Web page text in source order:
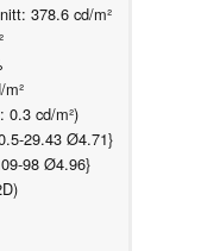
378.6 cd/m²
0.3 cd/m²)
29.43 Ø4.71}
98 Ø4.96}